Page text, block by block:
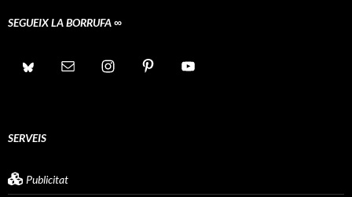
SEGUEIX LA BORRUFA ∞
SERVEIS
Publicitat